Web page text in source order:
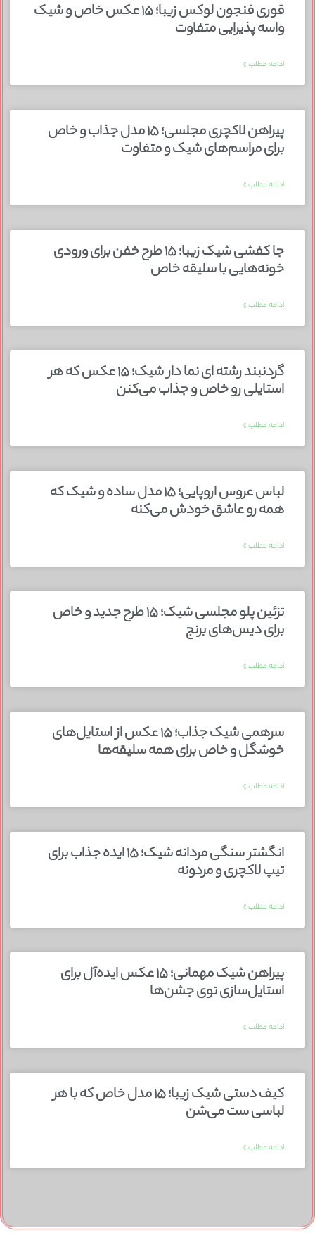
قوری فنجون لوکس زیبا؛ ۱۵ عکس خاص و شیک
واسه پذیرایی متفاوت
ادامه مطلب »
پیراهن لاکچری مجلسی؛ ۱۵ مدل جذاب و خاص
برای مراسم‌های شیک و متفاوت
ادامه مطلب »
جا کفشی شیک زیبا؛ ۱۵ طرح خفن برای ورودی
خونه‌هایی با سلیقه خاص
ادامه مطلب »
گردنبند رشته ای نما دار شیک؛ ۱۵ عکس که هر
استایلی رو خاص و جذاب می‌کنن
ادامه مطلب »
لباس عروس اروپایی؛ ۱۵ مدل ساده و شیک که
همه رو عاشق خودش می‌کنه
ادامه مطلب »
تزئین پلو مجلسی شیک؛ ۱۵ طرح جدید و خاص
برای دیس‌های برنج
ادامه مطلب »
سرهمی شیک جذاب؛ ۱۵ عکس از استایل‌های
خوشگل و خاص برای همه سلیقه‌ها
ادامه مطلب »
انگشتر سنگی مردانه شیک؛ ۱۵ ایده جذاب برای
تیپ لاکچری و مردونه
ادامه مطلب »
پیراهن شیک مهمانی؛ ۱۵ عکس ایده‌آل برای
استایل‌سازی توی جشن‌ها
ادامه مطلب »
کیف دستی شیک زیبا؛ ۱۵ مدل خاص که با هر
لباسی ست می‌شن
ادامه مطلب »